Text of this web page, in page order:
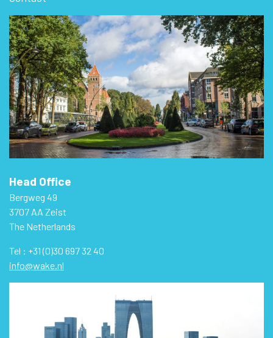
Head Office
Bergweg 49
3707 AA Zeist
The Netherlands
Tel : +31 (0)30 697 32 40
info@wake.nl